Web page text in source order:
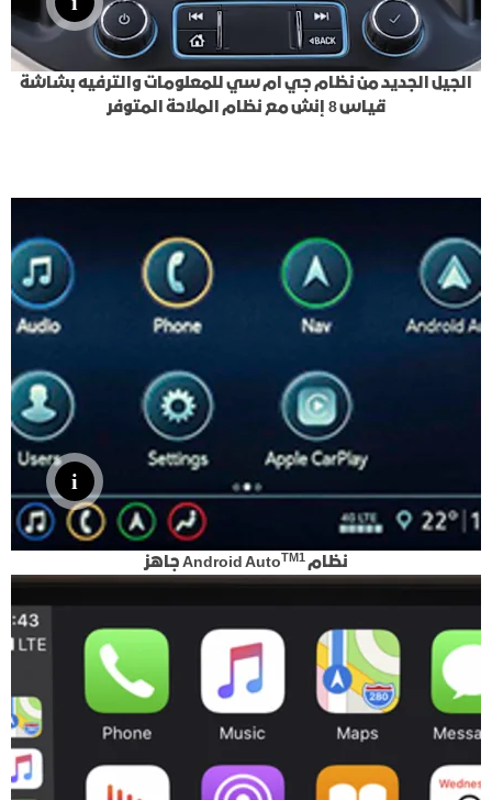
الجيل الجديد من نظام جي ام سي للمعلومات والترفيه بشاشة
قياس 8 إنش مع نظام الملاحة المتوفر
نظام Android AutoTM1 جاهز